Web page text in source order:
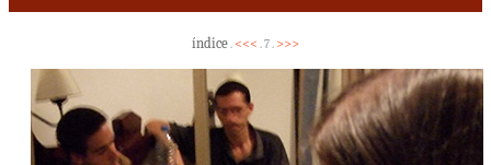
índice. <<< . 7 . >>>